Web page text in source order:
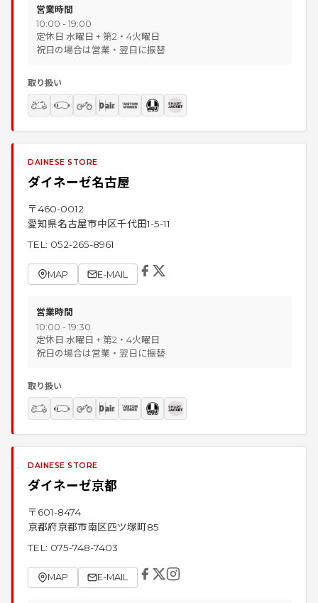
営業時間
10:00 - 19:00
定休日 水曜日 + 第2・4火曜日
祝日の場合は営業・翌日に振替
取り扱い
DAINESE STORE
ダイネーゼ名古屋
〒460-0012
愛知県名古屋市中区千代田1-5-11
TEL: 052-265-8961
MAP E-MAIL
営業時間
10:00 - 19:30
定休日 水曜日 + 第2・4火曜日
祝日の場合は営業・翌日に振替
取り扱い
DAINESE STORE
ダイネーゼ京都
〒 601-8474
京都府京都市南区四ツ塚町85
TEL: 075-748-7403
MAP E-MAIL